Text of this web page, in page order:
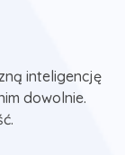
inteligencję
dowolnie.